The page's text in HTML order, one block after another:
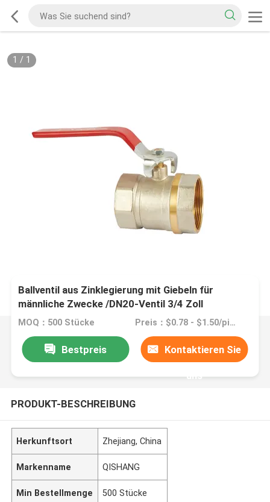
1 / 1
Ballventil aus Zinklegierung mit Giebeln für
männliche Zwecke /DN20-Ventil 3/4 Zoll
MOQ：500 Stücke Preis：$0.78 - $1.50/pieces
Bestpreis Kontaktieren Sie
uns
PRODUKT-BESCHREIBUNG
Herkunftsort Zhejiang, China
Markenname QISHANG
Min Bestellmenge 500 Stücke